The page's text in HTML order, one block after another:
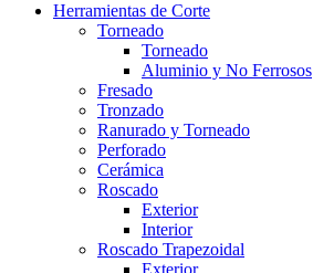
Herramientas de Corte
Torneado
Torneado
Aluminio y No Ferrosos
Fresado
Tronzado
Ranurado y Torneado
Perforado
Cerámica
Roscado
Exterior
Interior
Roscado Trapezoidal
Exterior